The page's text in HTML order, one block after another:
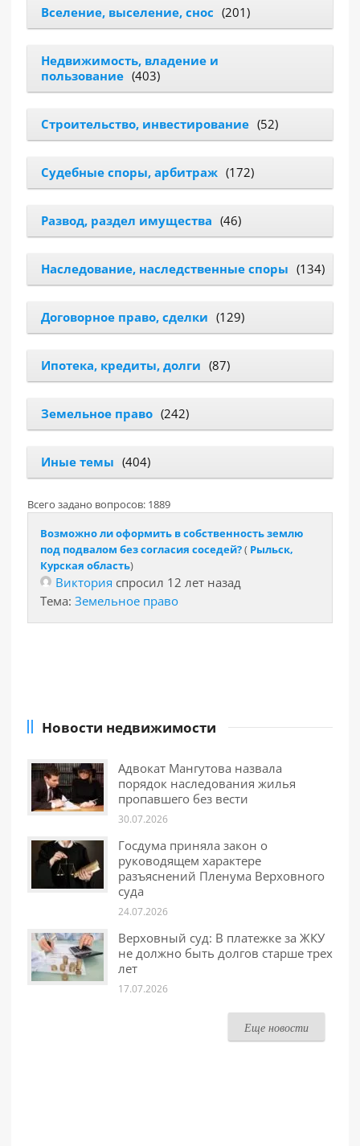
Вселение, выселение, снос (201)
Недвижимость, владение и
пользование (403)
Строительство, инвестирование (52)
Судебные споры, арбитраж (172)
Развод, раздел имущества (46)
Наследование, наследственные споры (134)
Договорное право, сделки (129)
Ипотека, кредиты, долги (87)
Земельное право (242)
Иные темы (404)
Всего задано вопросов: 1889
Возможно ли оформить в собственность землю
под подвалом без согласия соседей?( Рыльск,
Курская область)
Виктория спросил 12 лет назад
Тема: Земельное право
Новости недвижимости
Адвокат Мангутова назвала
порядок наследования жилья
пропавшего без вести
30.07.2026
Госдума приняла закон о
руководящем характере
разъяснений Пленума Верховного
суда
24.07.2026
Верховный суд: В платежке за ЖКУ
не должно быть долгов старше трех
лет
17.07.2026
Еще новости